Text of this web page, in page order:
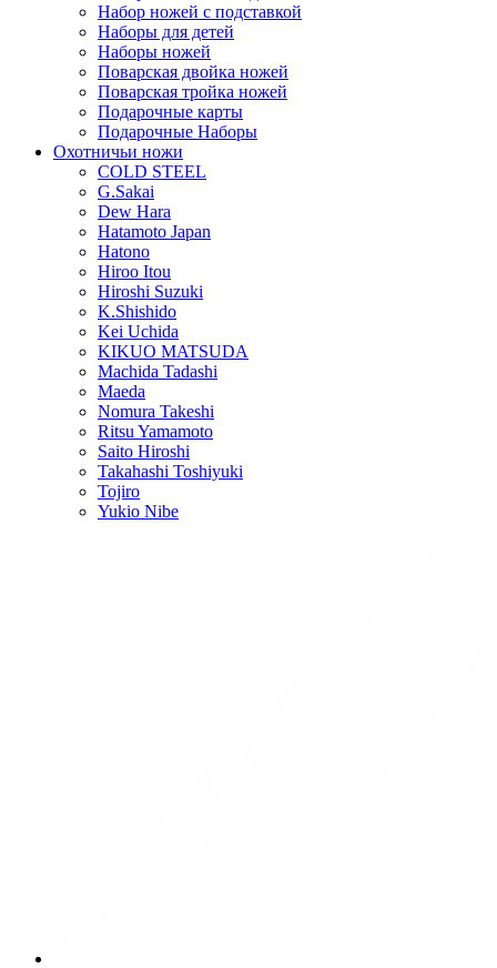
Набор ножей с подставкой
Наборы для детей
Наборы ножей
Поварская двойка ножей
Поварская тройка ножей
Подарочные карты
Подарочные Наборы
Охотничьи ножи
COLD STEEL
G.Sakai
Dew Hara
Hatamoto Japan
Hatono
Hiroo Itou
Hiroshi Suzuki
K.Shishido
Kei Uchida
KIKUO MATSUDA
Machida Tadashi
Maeda
Nomura Takeshi
Ritsu Yamamoto
Saito Hiroshi
Takahashi Toshiyuki
Tojiro
Yukio Nibe